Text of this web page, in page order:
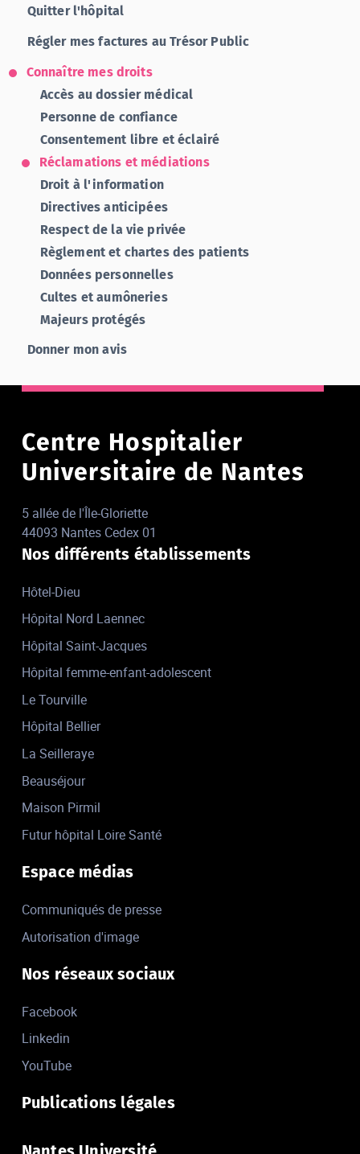
Quitter l'hôpital
Régler mes factures au Trésor Public
Connaître mes droits
Accès au dossier médical
Personne de confiance
Consentement libre et éclairé
Réclamations et médiations
Droit à l'information
Directives anticipées
Respect de la vie privée
Règlement et chartes des patients
Données personnelles
Cultes et aumôneries
Majeurs protégés
Donner mon avis
Centre Hospitalier
Universitaire de Nantes
5 allée de l'Île-Gloriette
44093 Nantes Cedex 01
Nos différents établissements
Hôtel-Dieu
Hôpital Nord Laennec
Hôpital Saint-Jacques
Hôpital femme-enfant-adolescent
Le Tourville
Hôpital Bellier
La Seilleraye
Beauséjour
Maison Pirmil
Futur hôpital Loire Santé
Espace médias
Communiqués de presse
Autorisation d'image
Nos réseaux sociaux
Facebook
Linkedin
YouTube
Publications légales